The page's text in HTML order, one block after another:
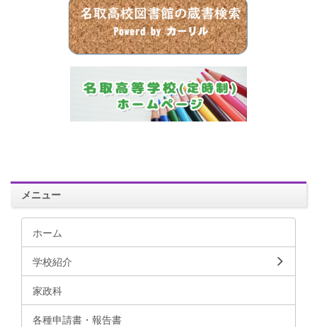
メニュー
ホーム
学校紹介
家政科
各種申請書・報告書